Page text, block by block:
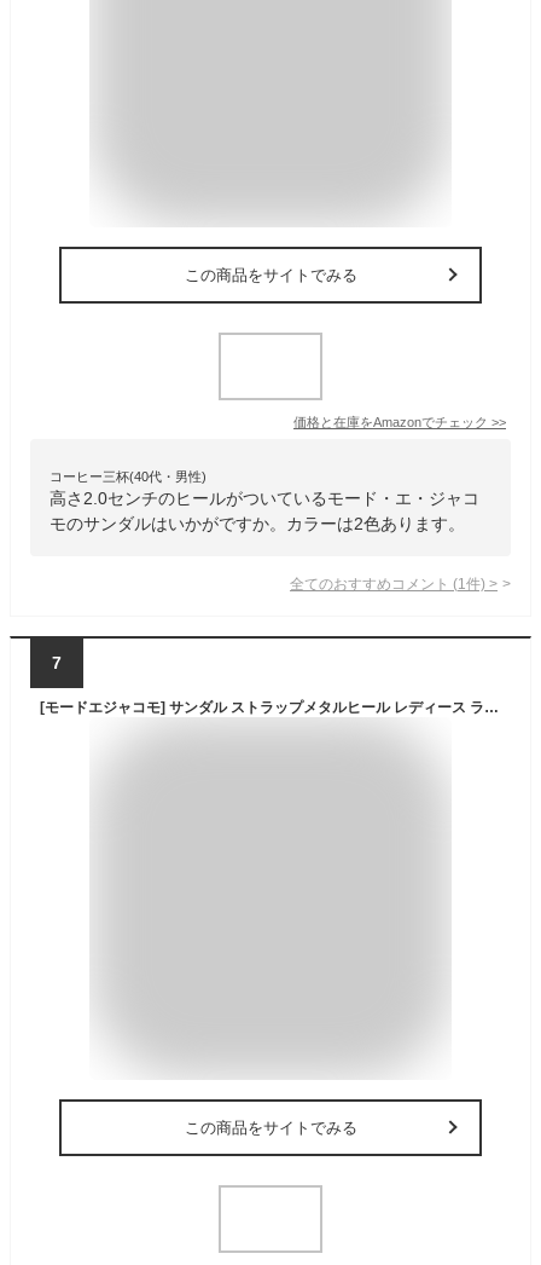
この商品をサイトでみる
価格と在庫をAmazonでチェック >>
コーヒー三杯(40代・男性)
高さ2.0センチのヒールがついているモード・エ・ジャコ
モのサンダルはいかがですか。カラーは2色あります。
全てのおすすめコメント (1 件) >
7
[モードエジャコモ] サンダル ストラップメタルヒール レディース ライトブルースエード 24.5 cm
この商品をサイトでみる